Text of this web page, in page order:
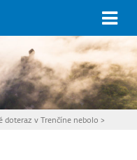
doteraz v Trenčíne nebolo >